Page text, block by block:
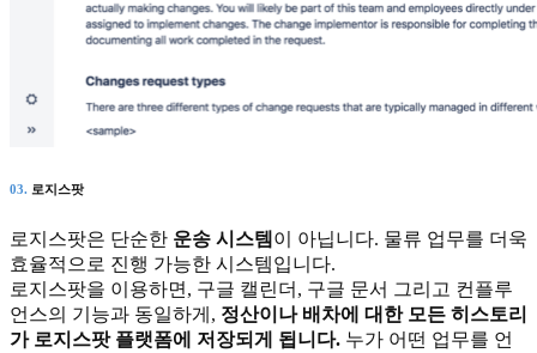
03. 로지스팟
로지스팟은 단순한 운송 시스템 이 아닙니다. 물류 업무를 더욱
효율적으로 진행 가능한 시스템입니다.
로지스팟을 이용하면, 구글 캘린더, 구글 문서 그리고 컨플루
언스의 기능과 동일하게, 정산이나 배차에 대한 모든 히스토리
가 로지스팟 플랫폼에 저장되게 됩니다. 누가 어떤 업무를 언